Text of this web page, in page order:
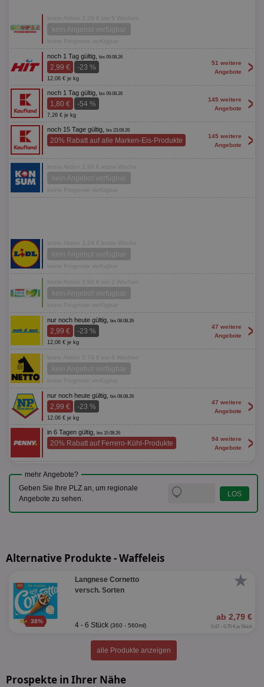
letzte Aktion 3,29 € vor 5 Wochen
kein Angebot verfügbar
keine Prognose verfügbar
noch 1 Tag gültig, bis 09.08.26
2,99 € -23 %
12,06 € je kg
51 weitere
Angebote
>
noch 1 Tag gültig, bis 09.08.26
1,80 € -54 %
7,26 € je kg
145 weitere
Angebote
>
noch 15 Tage gültig, bis 23.08.26
20% Rabatt auf alle Marken-Eis-Produkte
145 weitere
Angebote
>
letzte Aktion 2,99 € letzte Woche
kein Angebot verfügbar
keine Prognose verfügbar
letzte Aktion 3,29 € letzte Woche
kein Angebot verfügbar
keine Prognose verfügbar
letzte Aktion 2,99 € vor 2 Wochen
kein Angebot verfügbar
keine Prognose verfügbar
nur noch heute gültig, bis 08.08.26
2,99 € -23 %
12,06 € je kg
47 weitere
Angebote
>
letzte Aktion 2,79 € vor 6 Wochen
kein Angebot verfügbar
keine Prognose verfügbar
nur noch heute gültig, bis 08.08.26
2,99 € -23 %
12,06 € je kg
47 weitere
Angebote
>
in 6 Tagen gültig, bis 15.08.26
20% Rabatt auf Ferrero-Kühl-Produkte
94 weitere
Angebote
>
mehr Angebote?
Geben Sie Ihre PLZ an, um regionale
Angebote zu sehen.
Alternative Produkte - Waffeleis
★
38%
Langnese Cornetto
versch. Sorten
ab 2,79 €
4 - 6 Stück (360 - 560ml) 0,47 - 0,70 € je Stück
alle Produkte anzeigen
Prospekte in Ihrer Nähe